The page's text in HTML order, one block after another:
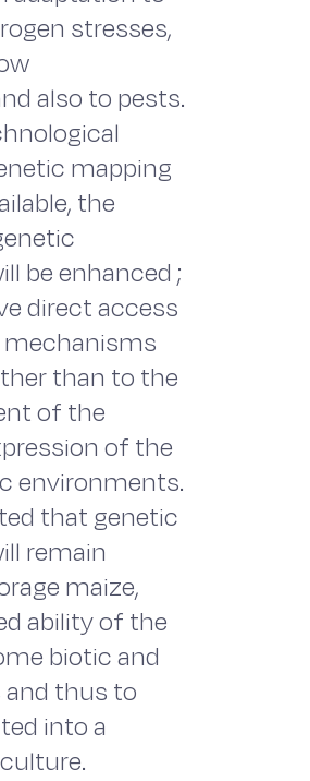
stresses,
also to pests.
mapping
the
be enhanced ;
direct access
than to the
of the
of the
environments.
that genetic
remain
maize,
ability of the
biotic and
thus to
into a